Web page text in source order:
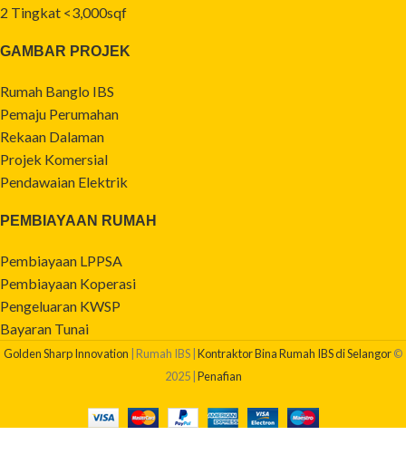
2 Tingkat <3,000sqf
GAMBAR PROJEK
Rumah Banglo IBS
Pemaju Perumahan
Rekaan Dalaman
Projek Komersial
Pendawaian Elektrik
PEMBIAYAAN RUMAH
Pembiayaan LPPSA
Pembiayaan Koperasi
Pengeluaran KWSP
Bayaran Tunai
Golden Sharp Innovation | Rumah IBS | Kontraktor Bina Rumah IBS di Selangor©
2025 | Penafian